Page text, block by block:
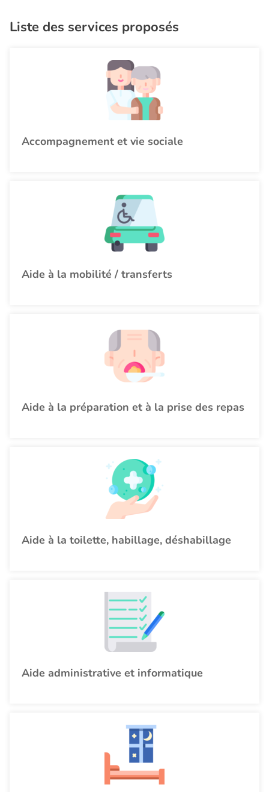
Liste des services proposés
Accompagnement et vie sociale
Aide à la mobilité / transferts
Aide à la préparation et à la prise des repas
Aide à la toilette, habillage, déshabillage
Aide administrative et informatique